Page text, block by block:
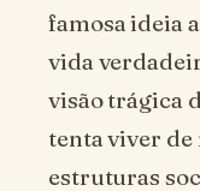
famosa ideia
vida
visão trágica
tenta viver de
estruturas